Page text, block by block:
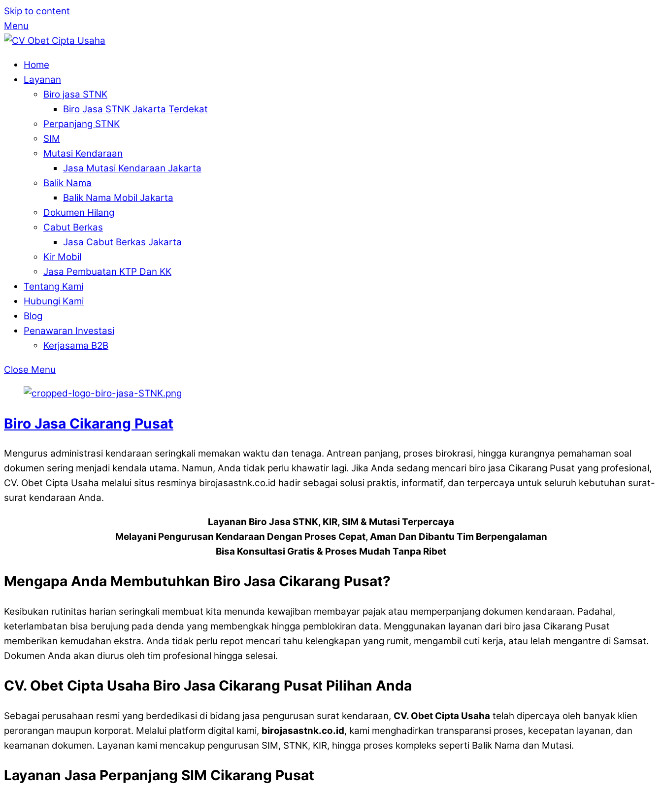
Skip to content
Menu
Home
Layanan
Biro jasa STNK
Biro Jasa STNK Jakarta Terdekat
Perpanjang STNK
SIM
Mutasi Kendaraan
Jasa Mutasi Kendaraan Jakarta
Balik Nama
Balik Nama Mobil Jakarta
Dokumen Hilang
Cabut Berkas
Jasa Cabut Berkas Jakarta
Kir Mobil
Jasa Pembuatan KTP Dan KK
Tentang Kami
Hubungi Kami
Blog
Penawaran Investasi
Kerjasama B2B
Close Menu
Biro Jasa Cikarang Pusat
Mengurus administrasi kendaraan seringkali memakan waktu dan tenaga. Antrean panjang, proses birokrasi, hingga kurangnya pemahaman soal
dokumen sering menjadi kendala utama. Namun, Anda tidak perlu khawatir lagi. Jika Anda sedang mencari biro jasa Cikarang Pusat yang profesional,
CV. Obet Cipta Usaha melalui situs resminya birojasastnk.co.id hadir sebagai solusi praktis, informatif, dan terpercaya untuk seluruh kebutuhan surat-
surat kendaraan Anda.
Layanan Biro Jasa STNK, KIR, SIM & Mutasi Terpercaya
Melayani Pengurusan Kendaraan Dengan Proses Cepat, Aman Dan Dibantu Tim Berpengalaman
Bisa Konsultasi Gratis & Proses Mudah Tanpa Ribet
Mengapa Anda Membutuhkan Biro Jasa Cikarang Pusat?
Kesibukan rutinitas harian seringkali membuat kita menunda kewajiban membayar pajak atau memperpanjang dokumen kendaraan. Padahal,
keterlambatan bisa berujung pada denda yang membengkak hingga pemblokiran data. Menggunakan layanan dari biro jasa Cikarang Pusat
memberikan kemudahan ekstra. Anda tidak perlu repot mencari tahu kelengkapan yang rumit, mengambil cuti kerja, atau lelah mengantre di Samsat.
Dokumen Anda akan diurus oleh tim profesional hingga selesai.
CV. Obet Cipta Usaha Biro Jasa Cikarang Pusat Pilihan Anda
Sebagai perusahaan resmi yang berdedikasi di bidang jasa pengurusan surat kendaraan, CV. Obet Cipta Usaha telah dipercaya oleh banyak klien
perorangan maupun korporat. Melalui platform digital kami, birojasastnk.co.id, kami menghadirkan transparansi proses, kecepatan layanan, dan
keamanan dokumen. Layanan kami mencakup pengurusan SIM, STNK, KIR, hingga proses kompleks seperti Balik Nama dan Mutasi.
Layanan Jasa Perpanjang SIM Cikarang Pusat